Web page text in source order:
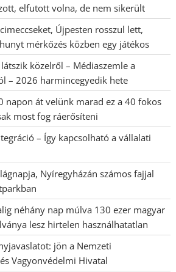
elfutott volna, de nem sikerült
Újpesten rosszul lett,
mérkőzés közben egy játékos
közelről – Médiaszemle a
– 2026 harmincegyedik hete
napon át velünk marad ez a 40 fokos
most fog ráerősíteni
– Így kapcsolható a vállalati
Nyíregyházán számos fajjal
néhány nap múlva 130 ezer magyar
lesz hirtelen használhatatlan
jön a Nemzeti
Vagyonvédelmi Hivatal